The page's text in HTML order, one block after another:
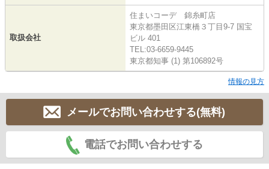
取扱会社
住まいコーデ 錦糸町店
東京都墨田区江東橋３丁目9-7 国宝
ビル 401
TEL:03-6659-9445
東京都知事 (1) 第106892号
情報の見方
メールでお問い合わせする(無料)
電話でお問い合わせする